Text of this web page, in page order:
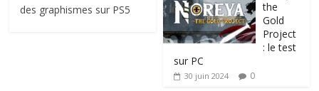
des graphismes sur PS5
the
Gold
Project
: le test
sur PC
30 juin 2024 0